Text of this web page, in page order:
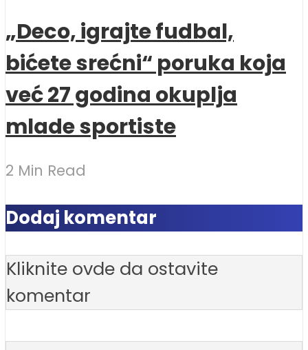
„Deco, igrajte fudbal,
bićete srećni“ poruka koja
već 27 godina okuplja
mlade sportiste
2 Min Read
Dodaj komentar
Kliknite ovde da ostavite
komentar